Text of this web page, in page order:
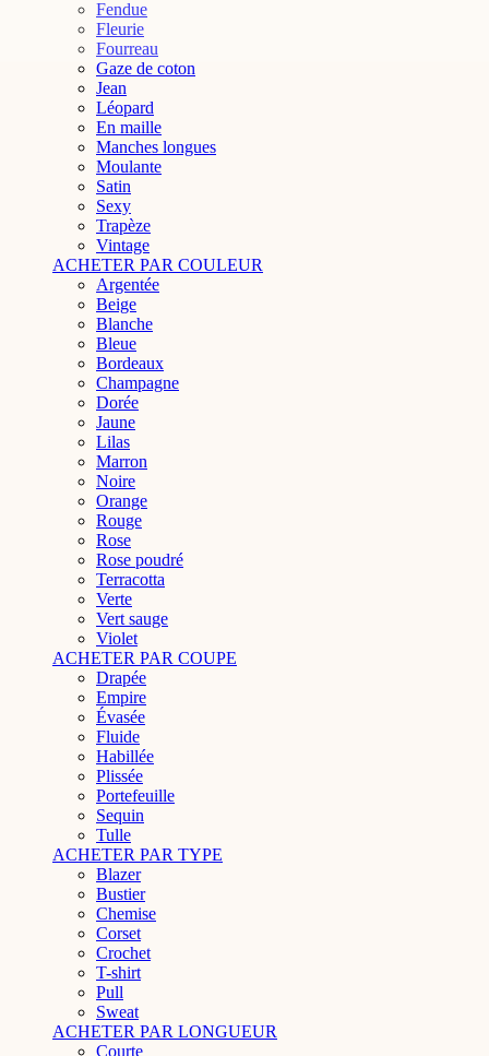
Fendue
Fleurie
Fourreau
Gaze de coton
Jean
Léopard
En maille
Manches longues
Moulante
Satin
Sexy
Trapèze
Vintage
ACHETER PAR COULEUR
Argentée
Beige
Blanche
Bleue
Bordeaux
Champagne
Dorée
Jaune
Lilas
Marron
Noire
Orange
Rouge
Rose
Rose poudré
Terracotta
Verte
Vert sauge
Violet
ACHETER PAR COUPE
Drapée
Empire
Évasée
Fluide
Habillée
Plissée
Portefeuille
Sequin
Tulle
ACHETER PAR TYPE
Blazer
Bustier
Chemise
Corset
Crochet
T-shirt
Pull
Sweat
ACHETER PAR LONGUEUR
Courte